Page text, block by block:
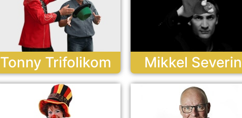
Tonny Trifolikom Mikkel Severin